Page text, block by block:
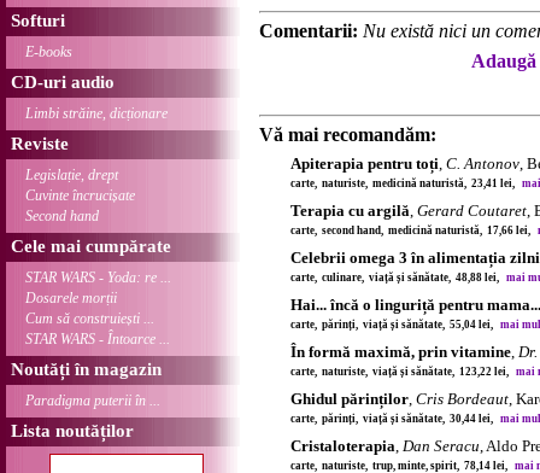
Softuri
E-books
CD-uri audio
Limbi străine, dicționare
Reviste
Legislație, drept
Cuvinte încrucișate
Second hand
Cele mai cumpărate
STAR WARS - Yoda: re ...
Dosarele morții
Cum să construiești ...
STAR WARS - Întoarce ...
Noutăți în magazin
Paradigma puterii în ...
Lista noutăților
Comentarii: Nu există nici un
Vă mai recomandăm:
Apiterapia pentru toți, C. Antonov,
carte, naturiste, medicină naturistă, 23,41 lei,
Terapia cu argilă, Gerard Coutaret,
carte, second hand, medicină naturistă, 17,66 lei,
Celebrii omega 3 în alimentația
carte, culinare, viață și sănătate, 48,88 lei, mai
Hai... încă o linguriță pentru mama...
carte, părinți, viață și sănătate, 55,04 lei, mai
În formă maximă, prin vitamine,
carte, naturiste, viață și sănătate, 123,22 lei, mai
Ghidul părinților, Cris Bordeaut,
carte, părinți, viață și sănătate, 30,44 lei, mai
Cristaloterapia, Dan Seracu, Aldo
carte, naturiste, trup, minte, spirit, 78,14 lei, mai